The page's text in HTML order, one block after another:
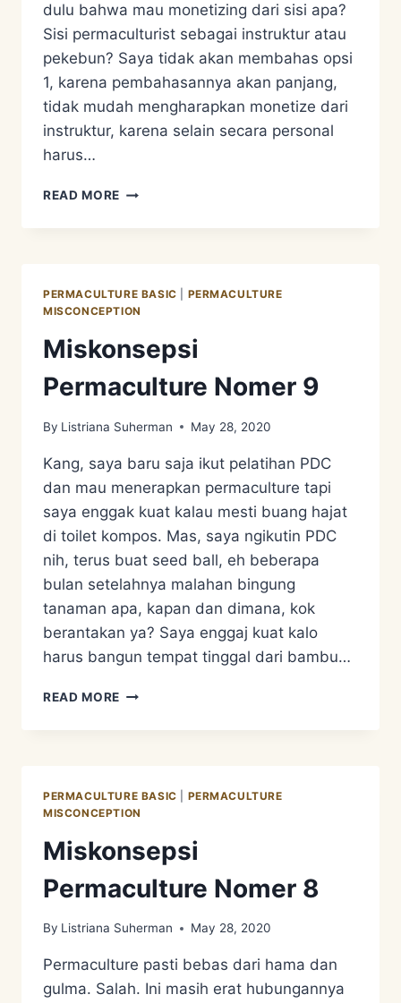
dulu bahwa mau monetizing dari sisi apa?
Sisi permaculturist sebagai instruktur atau
pekebun? Saya tidak akan membahas opsi
1, karena pembahasannya akan panjang,
tidak mudah mengharapkan monetize dari
instruktur, karena selain secara personal
harus…
READ MORE MISKONSEPSI
NOMER
PERMACULTURE BASIC
PERMACULTURE
MISCONCEPTION
Miskonsepsi
Permaculture Nomer 9
By Listriana Suherman May 28, 2020
Kang, saya baru saja ikut pelatihan PDC
dan mau menerapkan permaculture tapi
saya enggak kuat kalau mesti buang hajat
di toilet kompos. Mas, saya ngikutin PDC
nih, terus buat seed ball, eh beberapa
bulan setelahnya malahan bingung
tanaman apa, kapan dan dimana, kok
berantakan ya? Saya enggaj kuat kalo
harus bangun tempat tinggal dari bambu…
READ MORE MISKONSEPSI
NOMER
PERMACULTURE BASIC
PERMACULTURE
MISCONCEPTION
Miskonsepsi
Permaculture Nomer 8
By Listriana Suherman May 28, 2020
Permaculture pasti bebas dari hama dan
gulma. Salah. Ini masih erat hubungannya